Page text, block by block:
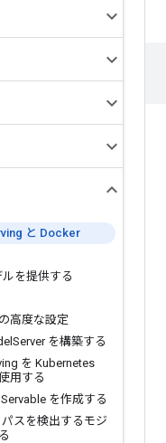
と Docker
を提供する
高度な設定
Server を構築する
を Kubernetes
用する
を作成する
スを検出するモジ